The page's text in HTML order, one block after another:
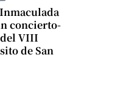
concierto-
VIII
de San